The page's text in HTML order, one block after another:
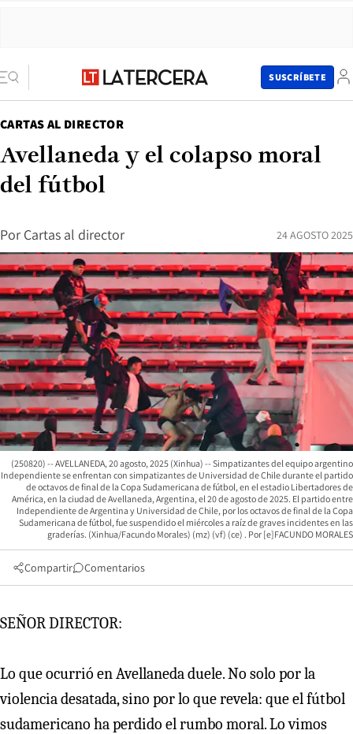
SUSCRÍBETE
CARTAS AL DIRECTOR
Avellaneda y el colapso moral
del fútbol
Por Cartas al director 24 AGOSTO 2025
(250820) -- AVELLANEDA, 20 agosto, 2025 (Xinhua) -- Simpatizantes del equipo argentino
Independiente se enfrentan con simpatizantes de Universidad de Chile durante el partido
de octavos de final de la Copa Sudamericana de fútbol, en el estadio Libertadores de
América, en la ciudad de Avellaneda, Argentina, el 20 de agosto de 2025. El partido entre
Independiente de Argentina y Universidad de Chile, por los octavos de final de la Copa
Sudamericana de fútbol, fue suspendido el miércoles a raíz de graves incidentes en las
graderías. (Xinhua/Facundo Morales) (mz) (vf) (ce)
[e]FACUNDO MORALES
Compartir Comentarios
SEÑOR DIRECTOR:
Lo que ocurrió en Avellaneda duele. No solo por la
violencia desatada, sino por lo que revela: que el fútbol
sudamericano ha perdido el rumbo moral. Lo vimos